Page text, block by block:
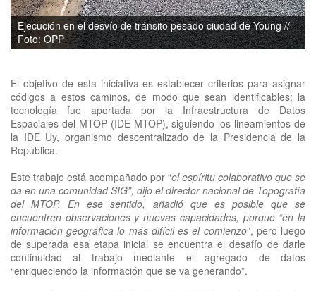
Ejecución en el desvío de tránsito pesado ciudad de Young //
Foto: OPP
El objetivo de esta iniciativa es establecer criterios para asignar
códigos a estos caminos, de modo que sean identificables; la
tecnología fue aportada por la Infraestructura de Datos
Espaciales del MTOP (IDE MTOP), siguiendo los lineamientos de
la IDE Uy, organismo descentralizado de la Presidencia de la
República.
Este trabajo está acompañado por “el espíritu colaborativo que se
da en una comunidad SIG”, dijo el director nacional de Topografía
del MTOP. En ese sentido, añadió que es posible que se
encuentren observaciones y nuevas capacidades, porque “en la
información geográfica lo más difícil es el comienzo”, pero luego
de superada esa etapa inicial se encuentra el desafío de darle
continuidad al trabajo mediante el agregado de datos
“enriqueciendo la información que se va generando”.